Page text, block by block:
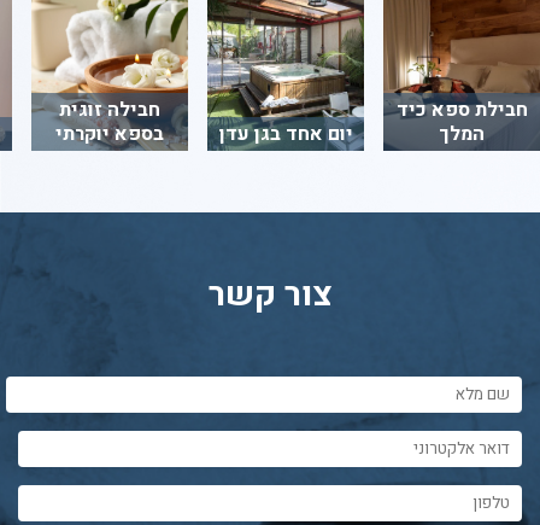
חבילת ספא כיד
המלך
יום אחד בגן עדן
חבילה זוגית
בספא יוקרתי
צור קשר